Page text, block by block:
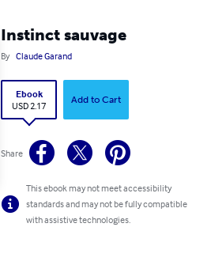
Instinct sauvage
By Claude Garand
Ebook
USD 2.17
Add to Cart
Share
This ebook may not meet accessibility
standards and may not be fully compatible
with assistive technologies.